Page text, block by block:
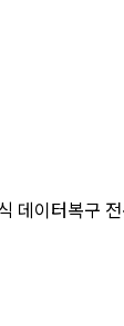
데이터복구